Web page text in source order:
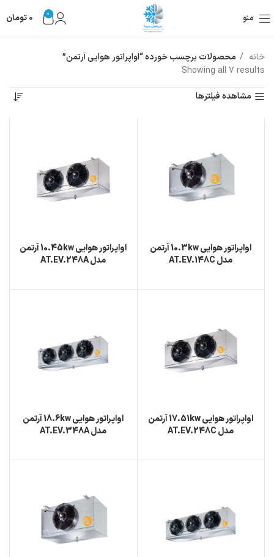
منو 0
0 تومان
خانه
محصولات برچسب خورده “اواپراتور هوایی آرتمن”
Showing all 7 results
مشاهده فیلترها
اواپراتور هوایی 10.3kw آرتمن
مدل AT.EV.148C
اواپراتور هوایی 10.45kw آرتمن
مدل AT.EV.248A
اواپراتور هوایی 17.51kw آرتمن
مدل AT.EV.248C
اواپراتور هوایی 18.6kw آرتمن
مدل AT.EV.348A